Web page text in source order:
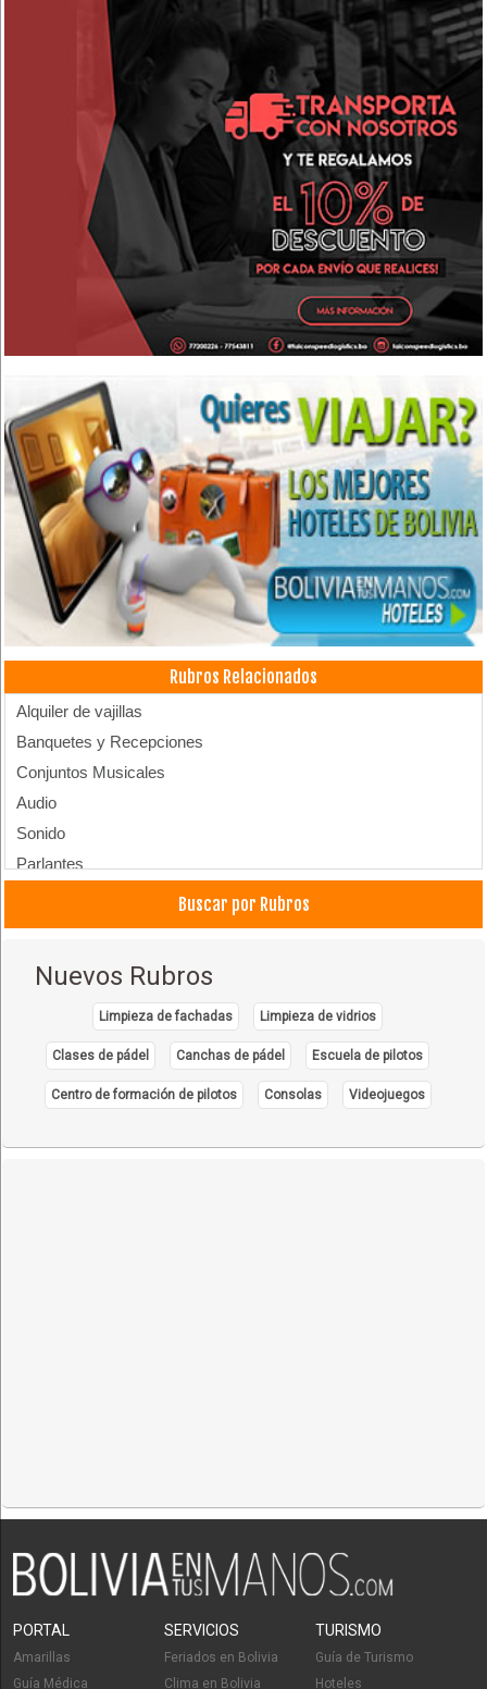
Rubros Relacionados
Alquiler de vajillas
Banquetes y Recepciones
Conjuntos Musicales
Audio
Sonido
Parlantes
Buscar por Rubros
Nuevos Rubros
Limpieza de fachadas Limpieza de vidrios
Clases de pádel Canchas de pádel Escuela de pilotos
Centro de formación de pilotos Consolas Videojuegos
PORTAL
Amarillas
Guía Médica
SERVICIOS
Feriados en Bolivia
Clima en Bolivia
TURISMO
Guía de Turismo
Hoteles